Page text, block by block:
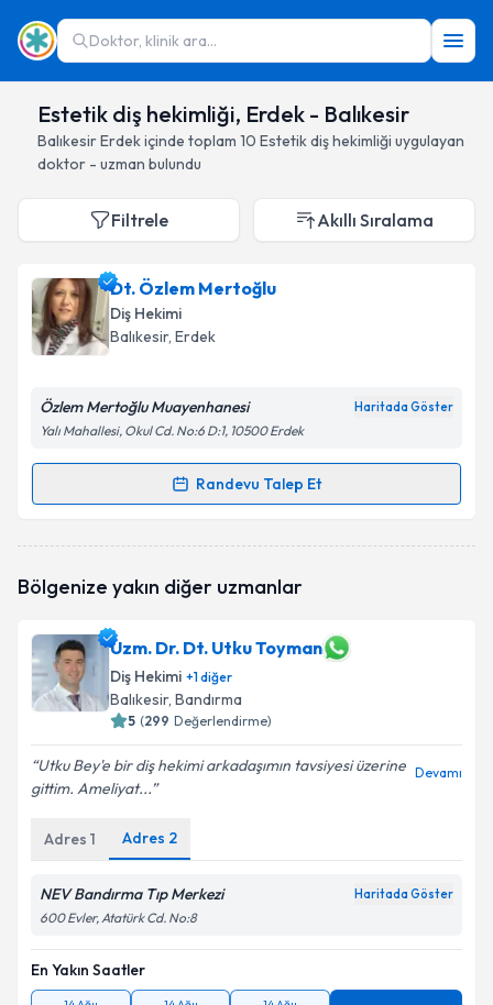
Doktor, klinik ara...
Estetik diş hekimliği, Erdek - Balıkesir
BalıkesirErdekiçinde toplam 10 Estetik diş hekimliği uygulayan
doktor - uzman bulundu
Filtrele Akıllı Sıralama
Dt. Özlem Mertoğlu
Diş Hekimi
Balıkesir, Erdek
Özlem Mertoğlu Muayenhanesi Haritada Göster
Yalı Mahallesi, Okul Cd. No:6 D:1, 10500 Erdek
Randevu Talep Et
Randevu Takvimi Talebi
oluşturun. Size bu uzmandan randevu almanız için bir
E-posta Adresiniz
Kişisel verilerimin işlenmesine ilişkinAydınlatma
Metni
'ni okudum ve kişisel verilerimin belirtilen
Bölgenize yakın diğer uzmanlar
Uzm. Dr. Dt. Utku Toyman
Diş Hekimi +1diğer
Balıkesir, Bandırma
5 (299 Değerlendirme)
Utku Bey'e bir diş hekimi arkadaşımın tavsiyesi üzerine
gittim. Ameliyat...
Devamı
Adres 1 Adres 2
NEV Bandırma Tıp Merkezi Haritada Göster
600 Evler, Atatürk Cd. No:8
En Yakın Saatler